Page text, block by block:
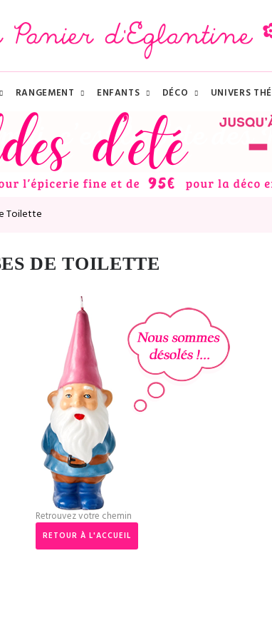
RANGEMENT ENFANTS DÉCO UNIVERS THÉ
Toilette
DE TOILETTE
Retrouvez votre chemin
RETOUR À L'ACCUEIL